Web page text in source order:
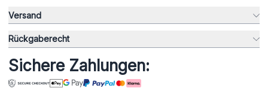
Versand
Rückgaberecht
Sichere Zahlungen: